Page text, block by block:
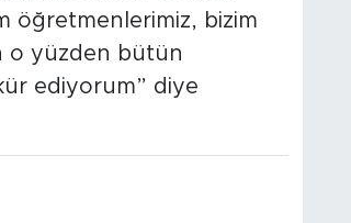
öğretmenlerimiz, bizim
o yüzden bütün
ediyorum” diye